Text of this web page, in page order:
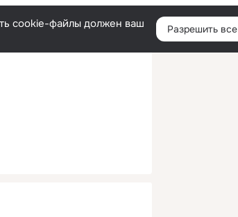
Войти
cookie-файлы должен ваш
Разрешить все